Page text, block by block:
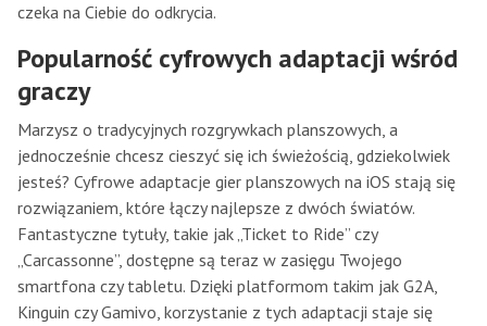
czeka na Ciebie do odkrycia.
Popularność cyfrowych adaptacji wśród
graczy
Marzysz o tradycyjnych rozgrywkach planszowych, a
jednocześnie chcesz cieszyć się ich świeżością, gdziekolwiek
jesteś? Cyfrowe adaptacje gier planszowych na iOS stają się
rozwiązaniem, które łączy najlepsze z dwóch światów.
Fantastyczne tytuły, takie jak „Ticket to Ride” czy
„Carcassonne”, dostępne są teraz w zasięgu Twojego
smartfona czy tabletu. Dzięki platformom takim jak G2A,
Kinguin czy Gamivo, korzystanie z tych adaptacji staje się